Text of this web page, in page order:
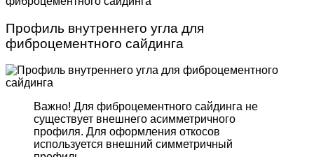
Профиль внутреннего угла для
фиброцементного сайдинга
Важно! Для фиброцемент­ного сайдинга не
существует внешнего асимметрич­ного
профиля. Для оформле­ния откосов
используется внешний симметричный